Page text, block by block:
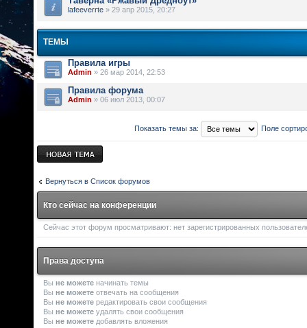
lafeeverrte » 29 апр 2015, 20:27
ТЕМЫ
Правила игры
Admin » 26 мар 2014, 22:53
Правила форума
Admin » 06 июл 2013, 00:07
Показать темы за: Поле
Новая тема
Вернуться в Список форумов
Кто сейчас на конференции
Сейчас этот форум просматривают: нет зарегистрированных
Права доступа
Вы не можете начинать темы
Вы не можете отвечать на сообщения
Вы не можете редактировать свои сообщения
Вы не можете удалять свои сообщения
Вы не можете добавлять вложения